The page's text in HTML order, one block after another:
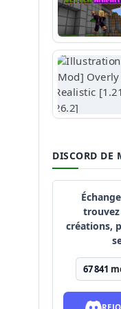
DISCORD DE
trouvez
créations,
67 841